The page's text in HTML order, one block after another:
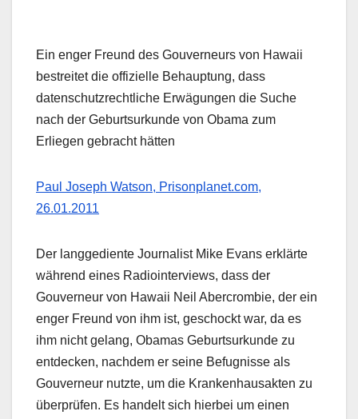
Ein enger Freund des Gouverneurs von Hawaii
bestreitet die offizielle Behauptung, dass
datenschutzrechtliche Erwägungen die Suche
nach der Geburtsurkunde von Obama zum
Erliegen gebracht hätten
Paul Joseph Watson, Prisonplanet.com,
26.01.2011
Der langgediente Journalist Mike Evans erklärte
während eines Radiointerviews, dass der
Gouverneur von Hawaii Neil Abercrombie, der ein
enger Freund von ihm ist, geschockt war, da es
ihm nicht gelang, Obamas Geburtsurkunde zu
entdecken, nachdem er seine Befugnisse als
Gouverneur nutzte, um die Krankenhausakten zu
überprüfen. Es handelt sich hierbei um einen